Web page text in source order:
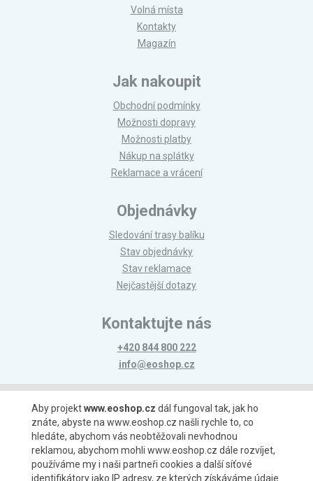
Volná místa
Kontakty
Magazín
Jak nakoupit
Obchodní podmínky
Možnosti dopravy
Možnosti platby
Nákup na splátky
Reklamace a vrácení
Objednávky
Sledování trasy balíku
Stav objednávky
Stav reklamace
Nejčastější dotazy
Kontaktujte nás
+420 844 800 222
info@eoshop.cz
Možnosti platby
Aby projektwww.eoshop.cz dál fungoval tak, jak ho
znáte, abyste na www.eoshop.cz našli rychle to, co
hledáte, abychom vás neobtěžovali nevhodnou
reklamou, abychom mohli www.eoshop.cz dále rozvíjet,
používáme my i naši partneři cookies a další síťové
identifikátory jako IP adresy, ze kterých získáváme údaje